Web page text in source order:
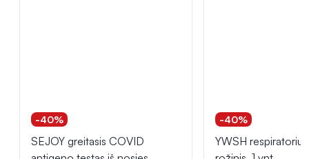
-40%
SEJOY greitasis COVID
-40%
YWSH